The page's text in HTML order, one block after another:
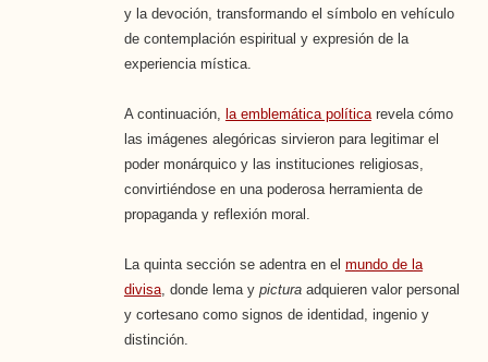
y la devoción, transformando el símbolo en vehículo
de contemplación espiritual y expresión de la
experiencia mística.
A continuación, la emblemática políticarevela cómo
las imágenes alegóricas sirvieron para legitimar el
poder monárquico y las instituciones religiosas,
convirtiéndose en una poderosa herramienta de
propaganda y reflexión moral.
La quinta sección se adentra en el mundo de la
divisa, donde lema y picturaadquieren valor personal
y cortesano como signos de identidad, ingenio y
distinción.